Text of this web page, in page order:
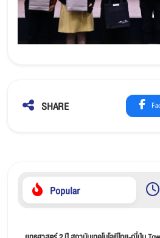
SHARE
Popular